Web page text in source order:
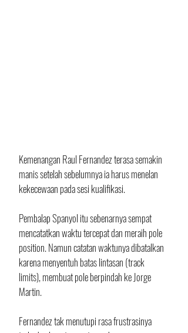
Kemenangan Raul Fernandez terasa semakin
manis setelah sebelumnya ia harus menelan
kekecewaan pada sesi kualifikasi.
Pembalap Spanyol itu sebenarnya sempat
mencatatkan waktu tercepat dan meraih pole
position. Namun catatan waktunya dibatalkan
karena menyentuh batas lintasan (track
limits), membuat pole berpindah ke Jorge
Martin.
Fernandez tak menutupi rasa frustrasinya